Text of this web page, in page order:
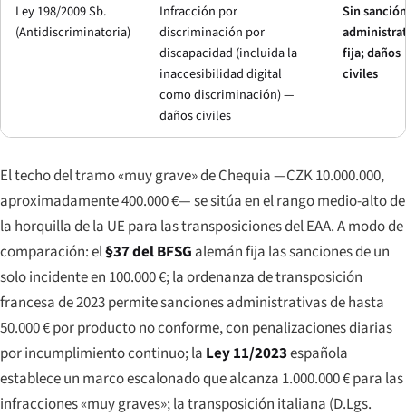
Ley 198/2009 Sb.
(Antidiscriminatoria)
Infracción por
discriminación por
discapacidad (incluida la
inaccesibilidad digital
como discriminación) —
daños civiles
Sin sanción
fija; daños
civiles
El techo del tramo «muy grave» de Chequia —CZK 10.000.000,
aproximadamente 400.000 €— se sitúa en el rango medio-alto de
la horquilla de la UE para las transposiciones del EAA. A modo de
comparación: el§37 del BFSG alemán fija las sanciones de un
solo incidente en 100.000 €; la ordenanza de transposición
francesa de 2023 permite sanciones administrativas de hasta
50.000 € por producto no conforme, con penalizaciones diarias
por incumplimiento continuo; la Ley 11/2023española
establece un marco escalonado que alcanza 1.000.000 € para las
infracciones «muy graves»; la transposición italiana (D.Lgs.